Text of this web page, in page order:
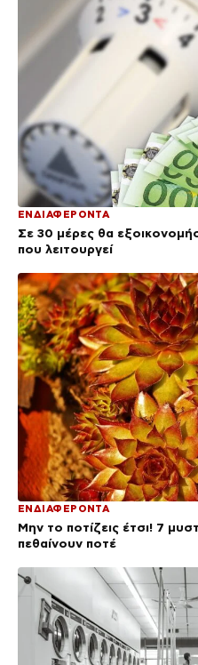
ΕΝΔΙΑΦΕΡΟΝΤΑ
Σε 30 μέρες θα
που λειτουργεί
ΕΝΔΙΑΦΕΡΟΝΤΑ
Μην το ποτίζεις έτσι! 7
πεθαίνουν ποτέ